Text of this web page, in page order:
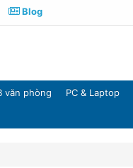
Blog
văn phòng PC & Laptop